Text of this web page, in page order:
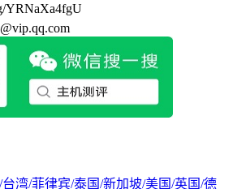
YRNaXa4fgU
台湾/菲律宾/泰国/新加坡/美国/英国/德